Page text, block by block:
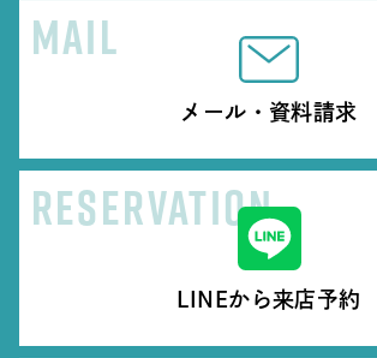
MAIL
メール・資料請求
RESERVATION
LINEから来店予約